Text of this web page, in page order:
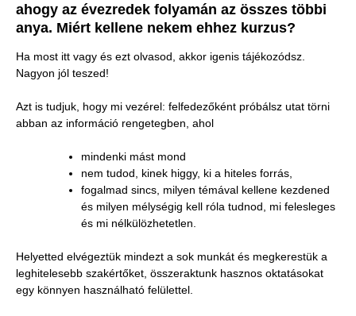
ahogy az évezredek folyamán az összes többi
anya. Miért kellene nekem ehhez kurzus?
Ha most itt vagy és ezt olvasod, akkor igenis tájékozódsz.
Nagyon jól teszed!
Azt is tudjuk, hogy mi vezérel: felfedezőként próbálsz utat törni
abban az információ rengetegben, ahol
mindenki mást mond
nem tudod, kinek higgy, ki a hiteles forrás,
fogalmad sincs, milyen témával kellene kezdened
és milyen mélységig kell róla tudnod, mi felesleges
és mi nélkülözhetetlen.
Helyetted elvégeztük mindezt a sok munkát és megkerestük a
leghitelesebb szakértőket, összeraktunk hasznos oktatásokat
egy könnyen használható felülettel.